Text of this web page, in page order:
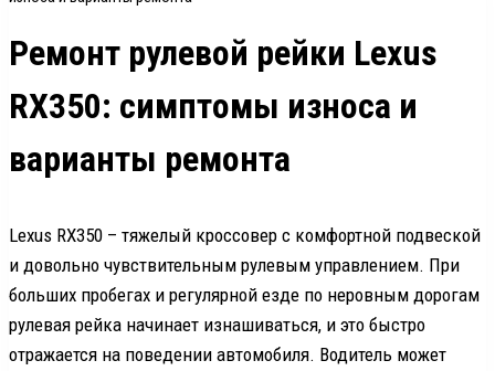
Ремонт рулевой рейки Lexus
RX350: симптомы износа и
варианты ремонта
Lexus RX350 – тяжелый кроссовер с комфортной подвеской
и довольно чувствительным рулевым управлением. При
больших пробегах и регулярной езде по неровным дорогам
рулевая рейка начинает изнашиваться, и это быстро
отражается на поведении автомобиля. Водитель может